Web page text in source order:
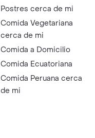
Postres cerca de mi
Comida Vegetariana
cerca de mi
Comida a Domicilio
Comida Ecuatoriana
Comida Peruana cerca
de mi